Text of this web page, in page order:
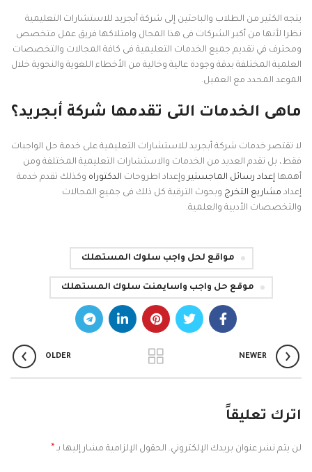
يتجه الكثير من الطلاب والباحثين إلى شركة أبجريد للاستشارات التعليمية
نظرا لأنها من أكبر الشركات فى هذا المجال وامتلاكها فريق عمل متخصص
ومحترف في تقديم جميع الخدمات التعليمية فى كافة المجالات والتخصصات
العلمية المختلفة بدقة وجودة عالية وخالية من الأخطاء اللغوية والنحوية خلال
الموعد المحدد مع العميل.
ماهى الخدمات التى تقدمها شركة أبجريد؟
لا تقتصر خدمات شركة أبجريد للاستشارات التعليمية على خدمة حل الواجبات
فقط، بل تقدم العديد من الخدمات والاستشارات التعليمية المختلفة ومن
أهمها إعداد رسائل الماجستير وإعداد اطروحات الدكتوراه وكذلك تقدم خدمة
إعداد مشاريع التخرج وبحوث الترقية كل ذلك فى جميع المجالات
والتخصصات الأدبية والعلمية.
مواقع لحل واجب سلوك المستهلك
موقع حل واجب واسايمنت سلوك المستهلك
NEWER
OLDER
اترك تعليقاً
لن يتم نشر عنوان بريدك الإلكتروني. الحقول الإلزامية مشار إليها بـ *